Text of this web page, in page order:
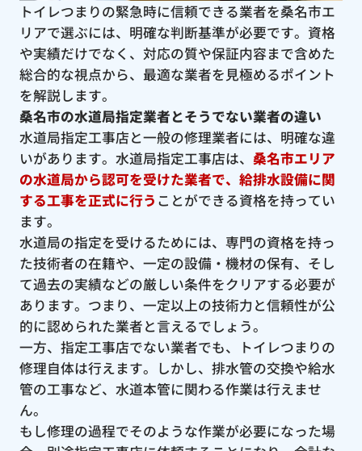
トイレつまりの緊急時に信頼できる業者を桑名市エ
リアで選ぶには、明確な判断基準が必要です。資格
や実績だけでなく、対応の質や保証内容まで含めた
総合的な視点から、最適な業者を見極めるポイント
を解説します。
桑名市の水道局指定業者とそうでない業者の違い
水道局指定工事店と一般の修理業者には、明確な違
いがあります。水道局指定工事店は、 桑名市エリア
の水道局から認可を受けた業者で、給排水設備に関
する工事を正式に行う ことができる資格を持ってい
ます。
水道局の指定を受けるためには、専門の資格を持っ
た技術者の在籍や、一定の設備・機材の保有、そし
て過去の実績などの厳しい条件をクリアする必要が
あります。つまり、一定以上の技術力と信頼性が公
的に認められた業者と言えるでしょう。
一方、指定工事店でない業者でも、トイレつまりの
修理自体は行えます。しかし、排水管の交換や給水
管の工事など、水道本管に関わる作業は行えませ
ん。
もし修理の過程でそのような作業が必要になった場